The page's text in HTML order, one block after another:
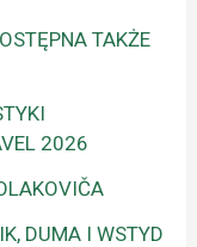
TAKŻE
2026
DUMA I WSTYD